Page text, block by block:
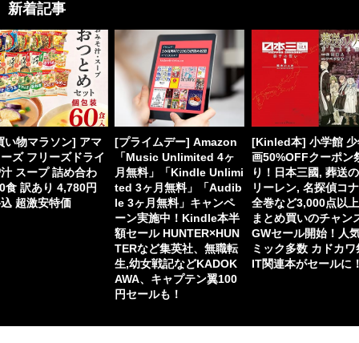
新着記事
[プライムデー] Amazon
「Music Unlimited 4ヶ
月無料」「Kindle Unlimi
ted 3ヶ月無料」「Audib
le 3ヶ月無料」キャンペ
ーン実施中！Kindle本半
額セール HUNTER×HUN
TERなど集英社、無職転
生,幼女戦記などKADOK
AWA、キャプテン翼100
円セールも！
[Kinled本] 小学館 少
画50%OFFクーポン
り！日本三國, 葬送
リーレン, 名探偵コ
全巻など3,000点以
まとめ買いのチャン
GWセール開始！人
ミック多数 カドカワ
IT関連本がセールに
い物マラソン] アマ
ズ フリーズドライ
スープ 詰め合わ
食 訳あり 4,780円
超激安特価